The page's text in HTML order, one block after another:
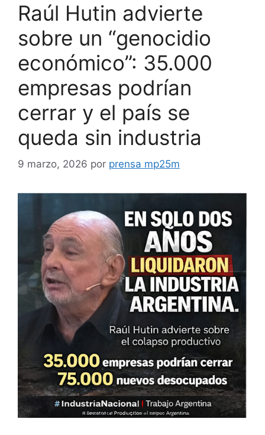
Raúl Hutin advierte
sobre un “genocidio
económico”: 35.000
empresas podrían
cerrar y el país se
queda sin industria
9 marzo, 2026 por prensa mp25m